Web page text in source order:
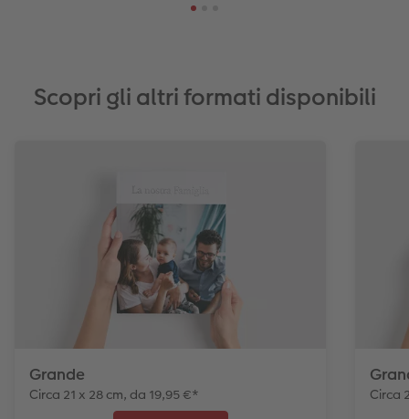
Scopri gli altri formati disponibili
Grande
Circa 21 x 28 cm, da 19,95 €*
Circa